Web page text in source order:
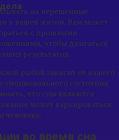
на нерешенные
в вашей жизни. Вам может
с прошлыми
чтобы двигаться
результатов.
рыбой зависит от вашего
эмоционального состояния
что сны являются
может варьироваться
человека.
во время сна